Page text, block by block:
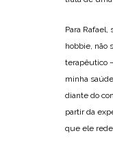
Para
hobbie, não
terapêutico
minha
diante do
partir da
que ele